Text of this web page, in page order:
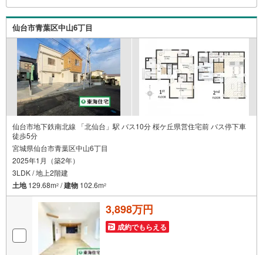
仙台市青葉区中山6丁目
仙台市地下鉄南北線 「北仙台」駅 バス10分 桜ケ丘県営住宅前 バス停下車
徒歩5分
宮城県仙台市青葉区中山6丁目
2025年1月（築2年）
3LDK / 地上2階建
土地129.68m2 /建物 102.6m2
3,898万円
成約でもらえる